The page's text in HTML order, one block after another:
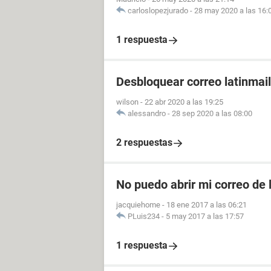
carloslopezjurado - 28 may 2020 a las
1 respuesta
Desbloquear correo latinmail
wilson - 22 abr 2020 a las 19:25
alessandro - 28 sep 2020 a las 08:00
2 respuestas
No puedo abrir mi correo de
jacquiehome - 18 ene 2017 a las 06:21
PLuis234 - 5 may 2017 a las 17:57
1 respuesta